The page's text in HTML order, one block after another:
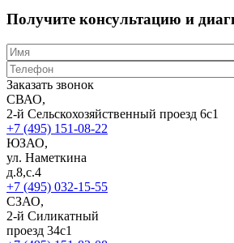
Получите консультацию и
Заказать звонок
СВАО,
2-й Сельскохозяйственный проезд 6с1
+7 (495) 151-08-22
ЮЗАО,
ул. Наметкина
д.8,с.4
+7 (495) 032-15-55
СЗАО,
2-й Силикатный
проезд 34с1